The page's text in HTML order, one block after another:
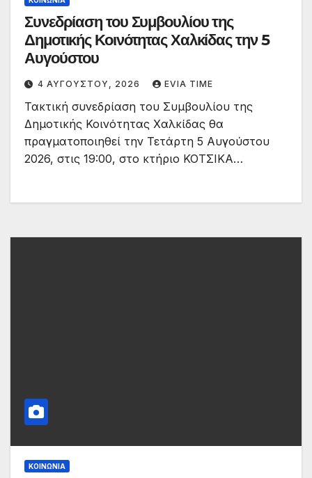
Συνεδρίαση του Συμβουλίου της
Δημοτικής Κοινότητας Χαλκίδας την 5
Αυγούστου
4 ΑΥΓΟΎΣΤΟΥ, 2026 EVIA TIME
Τακτική συνεδρίαση του Συμβουλίου της
Δημοτικής Κοινότητας Χαλκίδας θα
πραγματοποιηθεί την Τετάρτη 5 Αυγούστου
2026, στις 19:00, στο κτήριο ΚΟΤΣΙΚΑ…
ΚΟΙΝΩΝΙΑ